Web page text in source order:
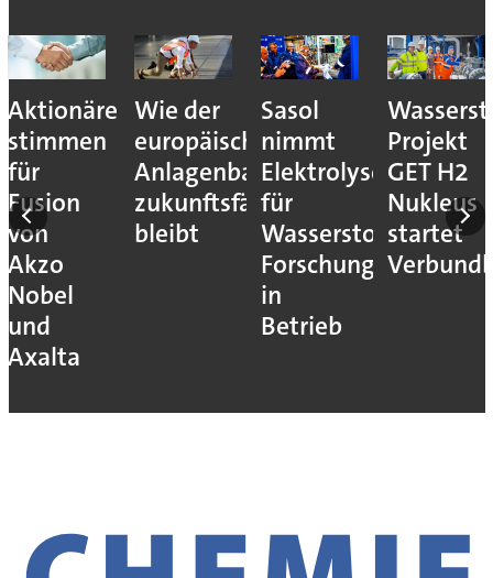
Aktionäre
stimmen
für
Fusion
von
Akzo
Nobel
und
Axalta
Wie der
europäische
Anlagenbau
zukunftsfähig
bleibt
Sasol
nimmt
Elektrolyseur
für
Wasserstoff-
Forschung
in
Betrieb
Projekt
GET H2
Nukleus
startet